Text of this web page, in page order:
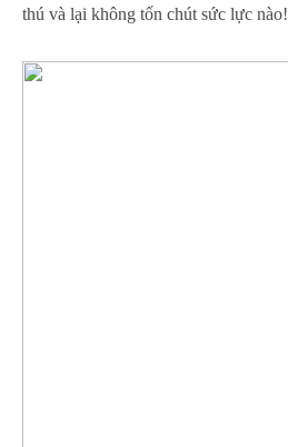
thú và lại không tốn chút sức lực nào!